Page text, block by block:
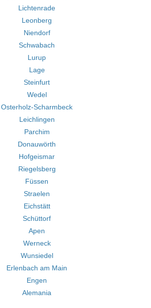
Lichtenrade
Leonberg
Niendorf
Schwabach
Lurup
Lage
Steinfurt
Wedel
Osterholz-Scharmbeck
Leichlingen
Parchim
Donauwörth
Hofgeismar
Riegelsberg
Füssen
Straelen
Eichstätt
Schüttorf
Apen
Werneck
Wunsiedel
Erlenbach am Main
Engen
Alemania